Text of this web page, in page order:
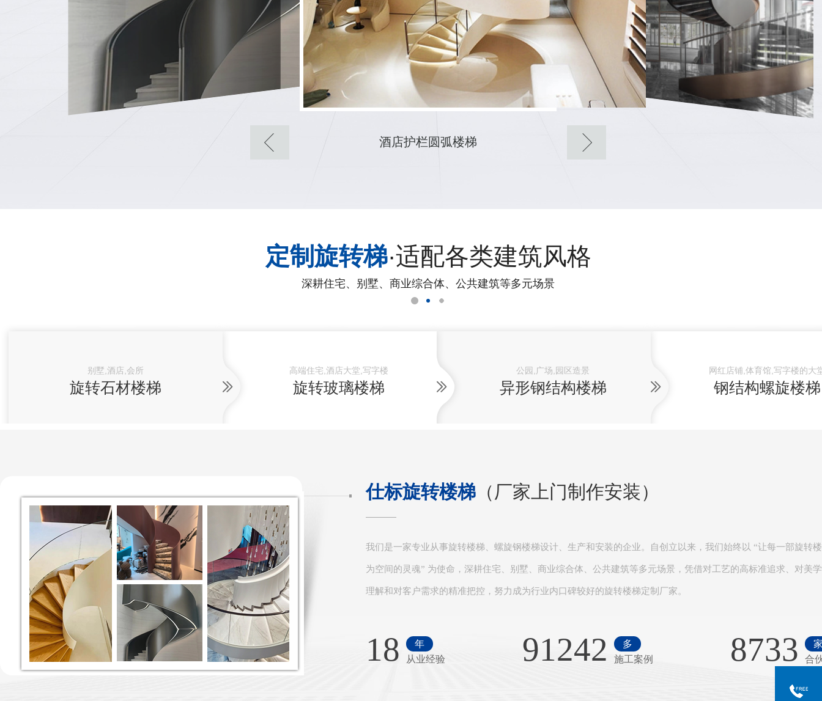
螺旋楼梯玻璃扶手
定制旋转梯·适配各类建筑风格
深耕住宅、别墅、商业综合体、公共建筑等多元场景
别墅,酒店,会所
旋转石材楼梯
高端住宅,酒店大堂,写字楼
旋转玻璃楼梯
公园,广场,园区造景
异形钢结构楼梯
网红店铺,体育馆,写字楼的大
钢结构螺旋楼梯
仕标旋转楼梯 （厂家上门制作安装）
我们是一家专业从事旋转楼梯、螺旋钢楼梯设计、生产和安装的企业。自创立以来，我们始终以 “让每一部旋转
为空间的灵魂” 为使命，深耕住宅、别墅、商业综合体、公共建筑等多元场景，凭借对工艺的高标准追求、对美
理解和对客户需求的精准把控，努力成为行业内口碑较好的旋转楼梯定制厂家。​
18
年
从业经验
91242
多
施工案例
8733
合